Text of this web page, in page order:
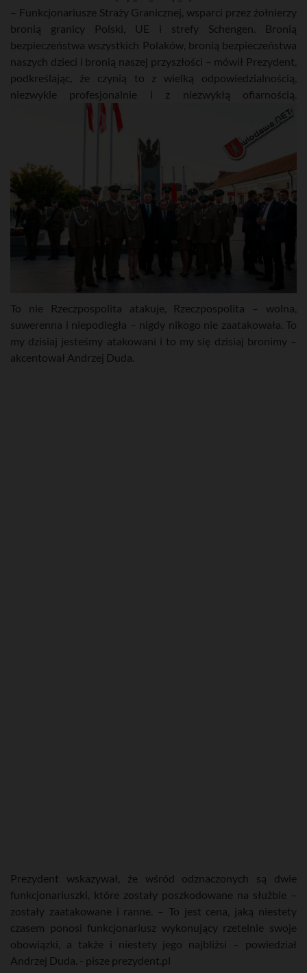
– Funkcjonariusze Straży Granicznej, wsparci przez żołnierzy
bronią granicy Polski, UE i strefy Schengen. Bronią
bezpieczeństwa wszystkich Polaków, bronią bezpieczeństwa
naszych dzieci i bronią naszej przyszłości – mówił Prezydent,
podkreślając, że czynią to z wielką odpowiedzialnością,
niezwykle profesjonalnie i z niezwykłą ofiarnością.
To nie Rzeczpospolita atakuje, Rzeczpospolita – wolna,
suwerenna i niepodległa – nigdy nikogo nie zaatakowała. To
my dzisiaj jesteśmy atakowani i to my się dzisiaj bronimy –
akcentował Andrzej Duda.
Prezydent wskazywał, że wśród odznaczonych są dwie
funkcjonariuszki, które zostały poszkodowane na służbie –
zostały zaatakowane i ranne. – To jest cena, jaką niestety
czasem ponosi funkcjonariusz wykonujący rzetelnie swoje
obowiązki, a także i niestety jego najbliżsi – powiedział
Andrzej Duda. - pisze prezydent.pl